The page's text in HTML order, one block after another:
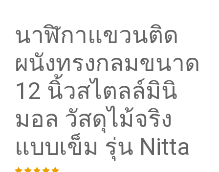
นาฬิกาแขวนติด
ผนังทรงกลมขนาด
12 นิ้วสไตลล์มินิ
มอล วัสดุไม้จริง
แบบเข็ม รุ่น Nitta